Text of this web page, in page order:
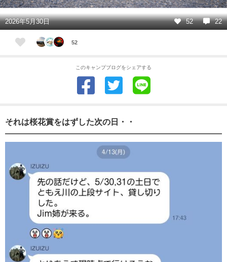
2026年5月30日 52 22
52
このキャンプブログをシェアする
それは桜花賞をはずした次の日・・